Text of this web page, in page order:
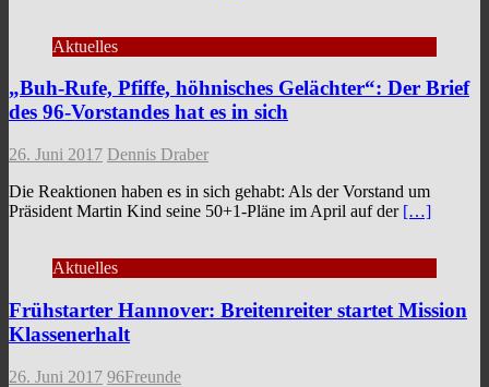
Aktuelles
„Buh-Rufe, Pfiffe, höhnisches Gelächter“: Der Brief
des 96-Vorstandes hat es in sich
26. Juni 2017 Dennis Draber
Die Reaktionen haben es in sich gehabt: Als der Vorstand um
Präsident Martin Kind seine 50+1-Pläne im April auf der […]
Aktuelles
Frühstarter Hannover: Breitenreiter startet Mission
Klassenerhalt
26. Juni 2017 96Freunde